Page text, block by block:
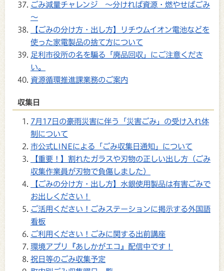
ごみ減量チャレンジ ～分ければ資源・燃やせばごみ
～
【ごみの分け方・出し方】リチウムイオン電池などを
使った家電製品の捨て方について
足利市役所の名を騙る「廃品回収」にご注意くださ
い。
資源循環推進課業務のご案内
収集日
7月17日の豪雨災害に伴う「災害ごみ」の受け入れ体
制について
市公式LINEによる「ごみ収集日通知」について
【重要！】割れたガラスや刃物の正しい出し方（ごみ
収集作業員が刃物で負傷しました）
【ごみの分け方・出し方】水銀使用製品は有害ごみで
お出しください！
ご活用ください！ごみステーションに掲示する外国語
看板
ご利用ください！ごみに関する出前講座
環境アプリ『あしかがエコ』配信中です！
祝日等のごみ収集予定